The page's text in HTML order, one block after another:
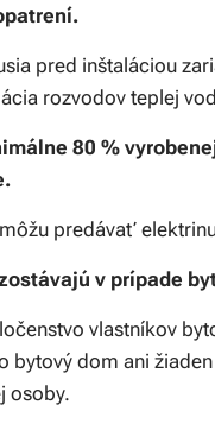
pred inštaláciou
rozvodov teplej
80 %
predávať
v prípade
vlastníkov
bytový dom ani
osoby.